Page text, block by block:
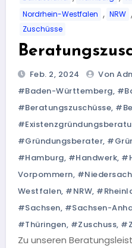
Nordrhein-Westfalen , NRW ,
Zuschüsse
Feb. 2, 2024 Von
#Baden-Württemberg,
#Beratungszuschüsse,
#Gründungsberater,
#Hamburg, #Handwerk,
Vorpommern,
Westfalen, #NRW,
#Sachsen, #Sachsen-
#Thüringen, #Zuschuss,
Zu unseren